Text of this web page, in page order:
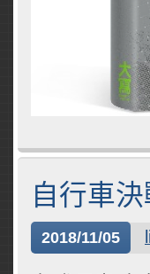
自行車
2018/11/05